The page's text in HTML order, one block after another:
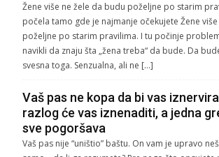
Žene više ne žele da budu poželjne po starim
počela tamo gde je najmanje očekujete Žene
poželjne po starim pravilima. I tu počinje
navikli da znaju šta „žena treba“ da bude. Da
svesna toga. Senzualna, ali ne […]
Vaš pas ne kopa da bi vas
razlog će vas iznenaditi, a jedna
sve pogoršava
Vaš pas nije “uništio” baštu. On vam je upravo